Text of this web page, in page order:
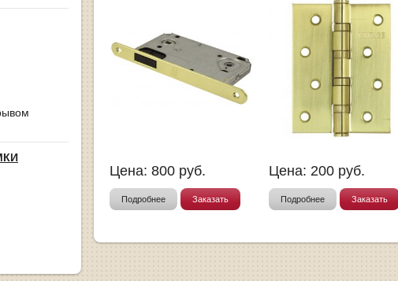
Цена: 800 руб.
Подробнее Заказать
Цена: 200 руб.
Подробнее Заказать